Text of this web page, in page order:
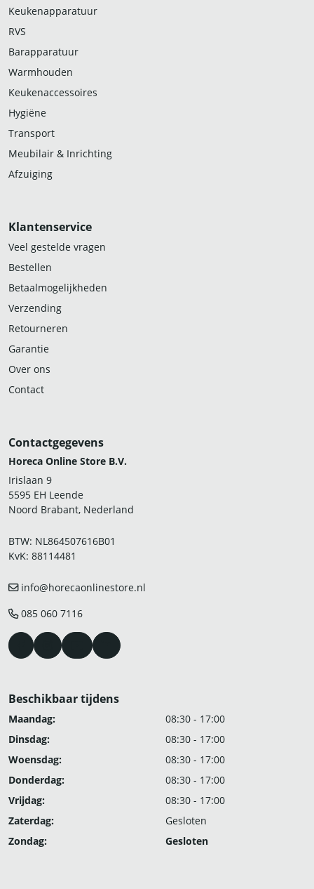
Keukenapparatuur
RVS
Barapparatuur
Warmhouden
Keukenaccessoires
Hygiëne
Transport
Meubilair & Inrichting
Afzuiging
Klantenservice
Veel gestelde vragen
Bestellen
Betaalmogelijkheden
Verzending
Retourneren
Garantie
Over ons
Contact
Contactgegevens
Horeca Online Store B.V.
Irislaan 9
5595 EH Leende
Noord Brabant, Nederland
BTW: NL864507616B01
KvK: 88114481
info@horecaonlinestore.nl
085 060 7116
Beschikbaar tijdens
Maandag:
08:30 - 17:00
Dinsdag:
08:30 - 17:00
Woensdag:
08:30 - 17:00
Donderdag:
08:30 - 17:00
Vrijdag:
08:30 - 17:00
Zaterdag:
Gesloten
Zondag:
Gesloten